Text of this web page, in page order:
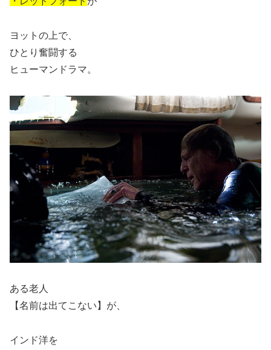
ヨットの上で、
ひとり奮闘する
ヒューマンドラマ。
ある老人
【名前は出てこない】が、
インド洋を